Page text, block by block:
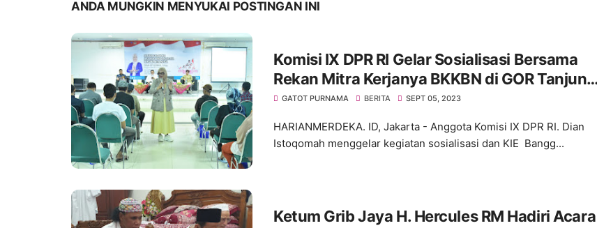
ANDA MUNGKIN MENYUKAI POSTINGAN INI
Komisi IX DPR RI Gelar Sosialisasi Bersama
Rekan Mitra Kerjanya BKKBN di GOR Tanjung
Duren Jakarta Barat
GATOT PURNAMA BERITA SEPT 05, 2023
HARIANMERDEKA. ID, Jakarta - Anggota Komisi IX DPR RI. Dian
Istoqomah menggelar kegiatan sosialisasi dan KIE Bangg...
Ketum Grib Jaya H. Hercules RM Hadiri Acara